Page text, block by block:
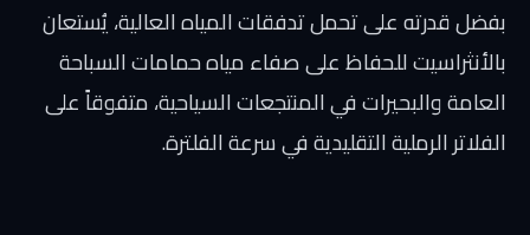
بفضل قدرته على تحمل تدفقات المياه العالية، يُستعان
بالأنثراسيت للحفاظ على صفاء مياه حمامات السباحة
العامة والبحيرات في المنتجعات السياحية، متفوقاً على
الفلاتر الرملية التقليدية في سرعة الفلترة.